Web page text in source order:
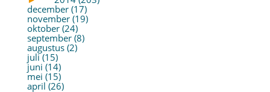
december (17)
november (19)
oktober (24)
september (8)
augustus (2)
juli (15)
juni (14)
mei (15)
april (26)